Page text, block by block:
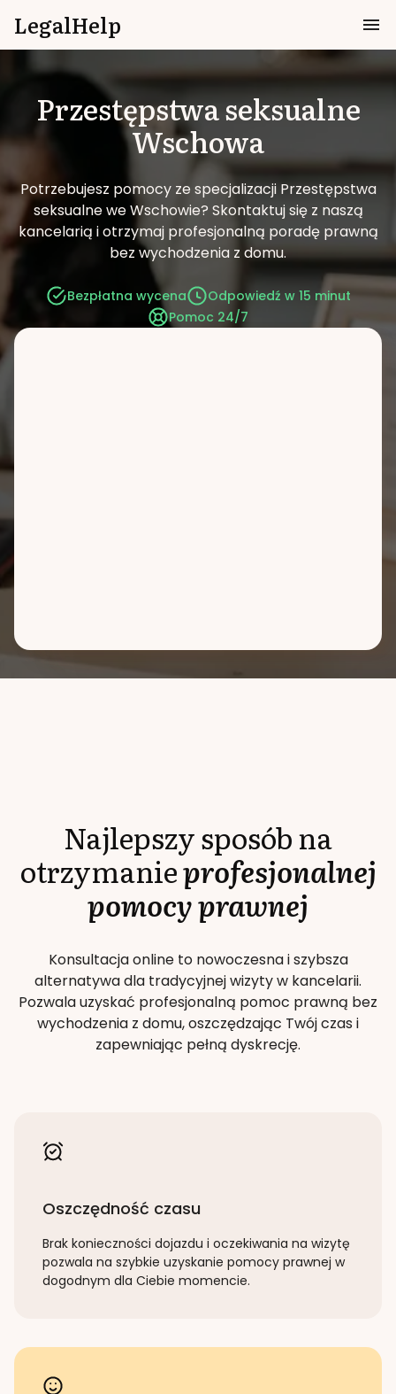
LegalHelp
Przestępstwa seksualne
Wschowa
Potrzebujesz pomocy ze specjalizacji Przestępstwa
seksualne we Wschowie? Skontaktuj się z naszą
kancelarią i otrzymaj profesjonalną poradę prawną
bez wychodzenia z domu.
Bezpłatna wycena
Odpowiedź w 15 minut
Pomoc 24/7
Najlepszy sposób na
otrzymanieprofesjonalnej
pomocy prawnej
Konsultacja online to nowoczesna i szybsza
alternatywa dla tradycyjnej wizyty w kancelarii.
Pozwala uzyskać profesjonalną pomoc prawną bez
wychodzenia z domu, oszczędzając Twój czas i
zapewniając pełną dyskrecję.
Oszczędność czasu
Brak konieczności dojazdu i oczekiwania na wizytę
pozwala na szybkie uzyskanie pomocy prawnej w
dogodnym dla Ciebie momencie.